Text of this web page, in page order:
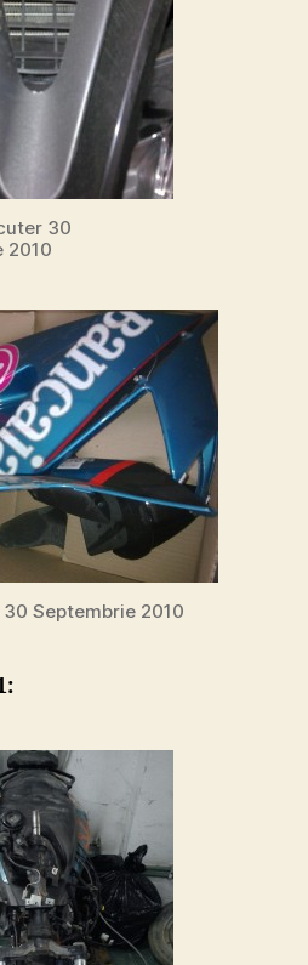
30
2010
Septembrie 2010